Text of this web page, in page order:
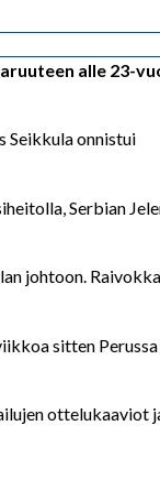
alle 23-
Seikkula onnistui
Serbian
johtoon.
sitten
ottelukaaviot